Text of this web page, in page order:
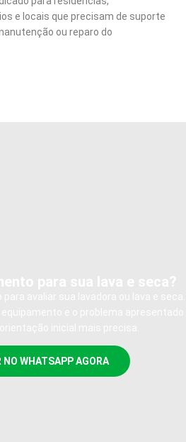
e locais que precisam de suporte
ou reparo do
NO WHATSAPP AGORA